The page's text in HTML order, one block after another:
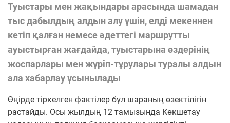
Туыстары мен жақындары арасында шамадан
тыс дабылдың алдын алу үшін, елді мекеннен
кетіп қалған немесе әдеттегі маршрутты
ауыстырған жағдайда, туыстарына өздерінің
жоспарлары мен жүріп-тұрулары туралы алдын
ала хабарлау ұсынылады
Өңірде тіркелген фактілер бұл шараның өзектілігін
растайды. Осы жылдың 12 тамызында Көкшетау